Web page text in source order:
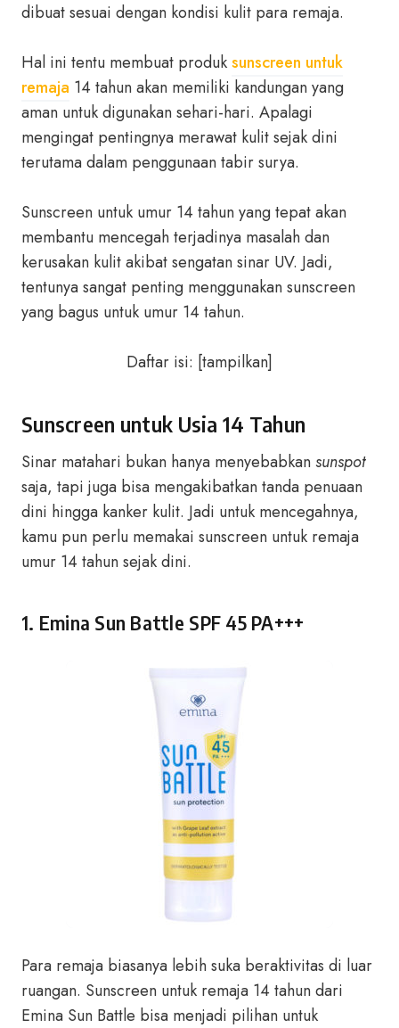
dibuat sesuai dengan kondisi kulit para remaja.
Hal ini tentu membuat produksunscreen untuk
remaja 14 tahun akan memiliki kandungan yang
aman untuk digunakan sehari-hari. Apalagi
mengingat pentingnya merawat kulit sejak dini
terutama dalam penggunaan tabir surya.
Sunscreen untuk umur 14 tahun yang tepat akan
membantu mencegah terjadinya masalah dan
kerusakan kulit akibat sengatan sinar UV. Jadi,
tentunya sangat penting menggunakan sunscreen
yang bagus untuk umur 14 tahun.
Daftar isi: [tampilkan]
Sunscreen untuk Usia 14 Tahun
Sinar matahari bukan hanya menyebabkansunspot
saja, tapi juga bisa mengakibatkan tanda penuaan
dini hingga kanker kulit. Jadi untuk mencegahnya,
kamu pun perlu memakai sunscreen untuk remaja
umur 14 tahun sejak dini.
1. Emina Sun Battle SPF 45 PA+++
Para remaja biasanya lebih suka beraktivitas di luar
ruangan. Sunscreen untuk remaja 14 tahun dari
Emina Sun Battle bisa menjadi pilihan untuk